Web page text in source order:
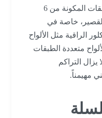
للصين في الألواح متعددة الطبقات المكونة من 6
خاصة في
مثل الألواح
متعددة الطبقات
يزال التراكم